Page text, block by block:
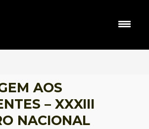
AOS
– XXXIII
NACIONAL